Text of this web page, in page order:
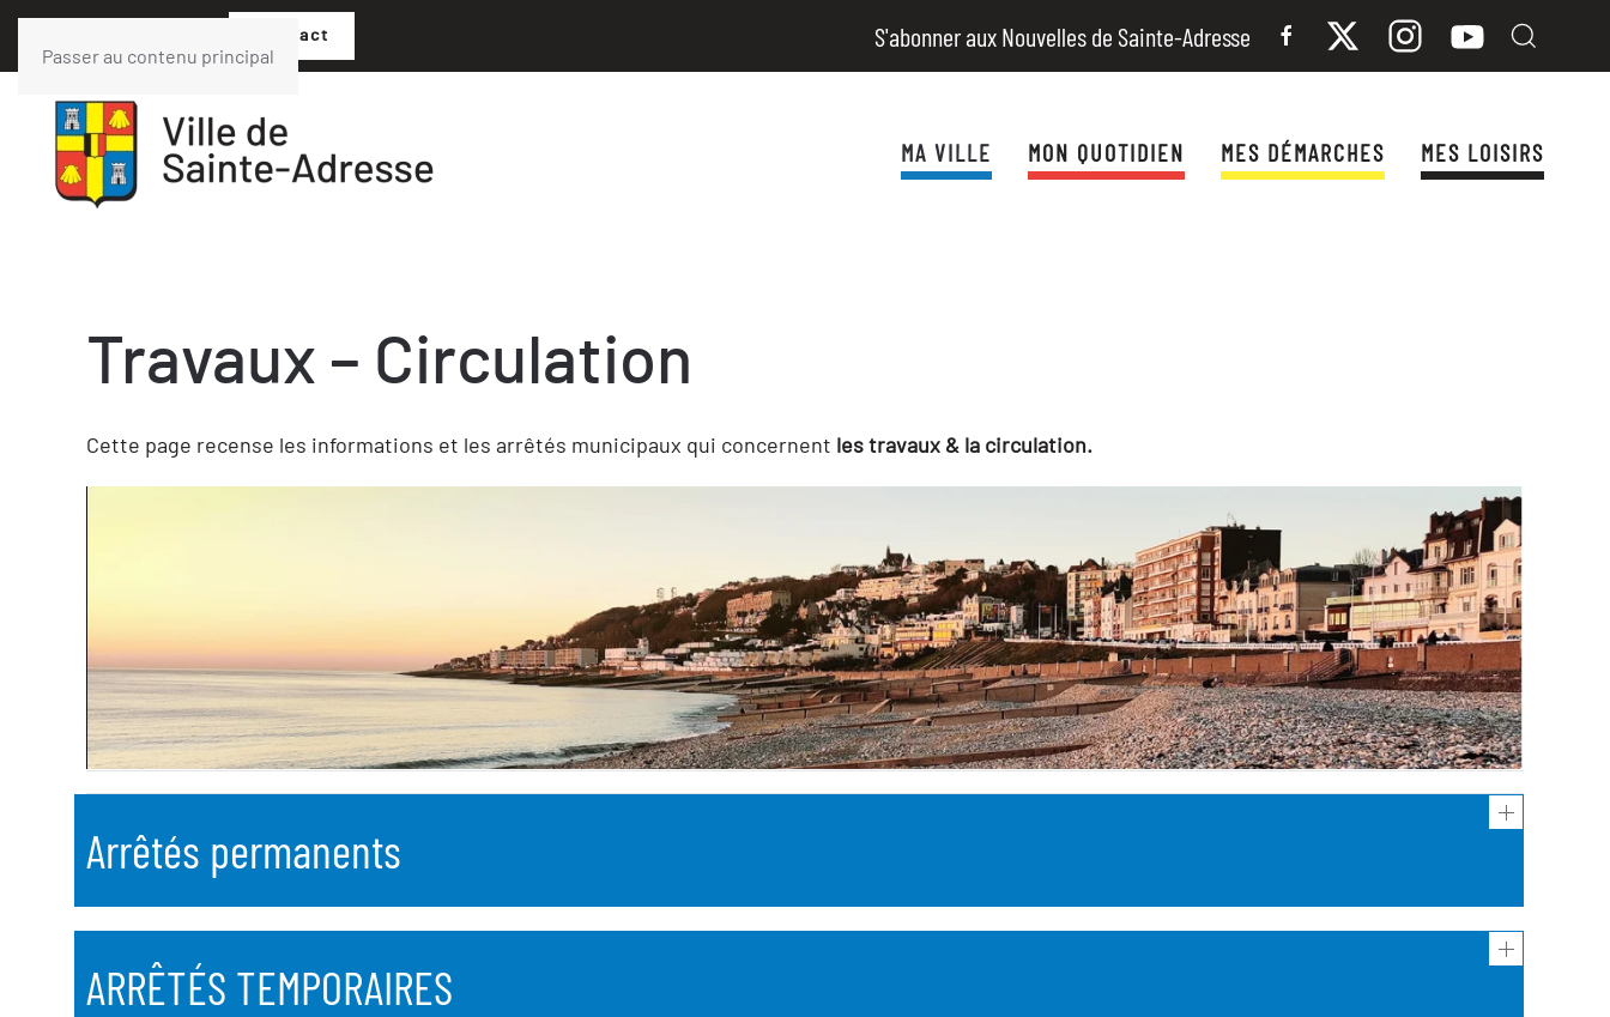
Passer au contenu principal
Contact S'abonner aux Nouvelles de Sainte-Adresse
MA VILLE MON QUOTIDIEN MES DÉMARCHES MES LOISIRS
Travaux – Circulation
Cette page recense les informations et les arrêtés municipaux qui concernent lestravaux & la circulation.
Arrêtés permanents
ARRÊTÉS TEMPORAIRES